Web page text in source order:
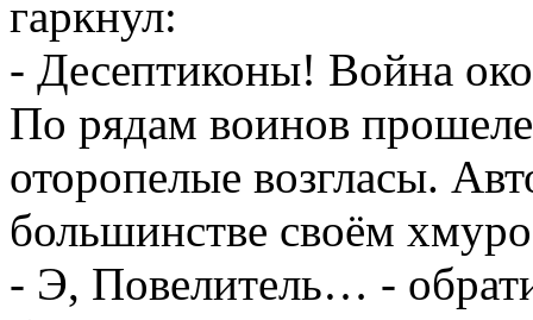
гаркнул:
- Десептиконы! Война
По рядам воинов
оторопелые возгласы.
большинстве своём
- Э, Повелитель… -